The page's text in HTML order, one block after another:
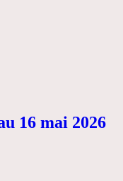
16 mai 2026